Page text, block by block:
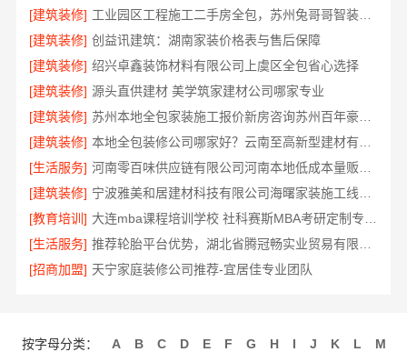
[建筑装修]
工业园区工程施工二手房全包，苏州兔哥哥智装新材料有限公司省心
[建筑装修] 创益讯建筑：湖南家装价格表与售后保障
[建筑装修] 绍兴卓鑫装饰材料有限公司上虞区全包省心选择
[建筑装修] 源头直供建材 美学筑家建材公司哪家专业
[建筑装修]
苏州本地全包家装施工报价新房咨询苏州百年豪庭新材料有限公司
[建筑装修]
[生活服务]
[建筑装修]
[教育培训]
[生活服务]
[招商加盟] 天宁家庭装修公司推荐-宜居佳专业团队
按字母分类： A B C D E F G H I J K L
M